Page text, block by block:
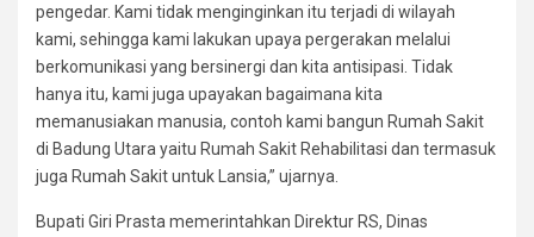
pengedar. Kami tidak menginginkan itu terjadi di wilayah
kami, sehingga kami lakukan upaya pergerakan melalui
berkomunikasi yang bersinergi dan kita antisipasi. Tidak
hanya itu, kami juga upayakan bagaimana kita
memanusiakan manusia, contoh kami bangun Rumah Sakit
di Badung Utara yaitu Rumah Sakit Rehabilitasi dan termasuk
juga Rumah Sakit untuk Lansia,” ujarnya.
Bupati Giri Prasta memerintahkan Direktur RS, Dinas